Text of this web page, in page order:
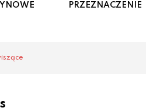
PRZEZNACZENIE